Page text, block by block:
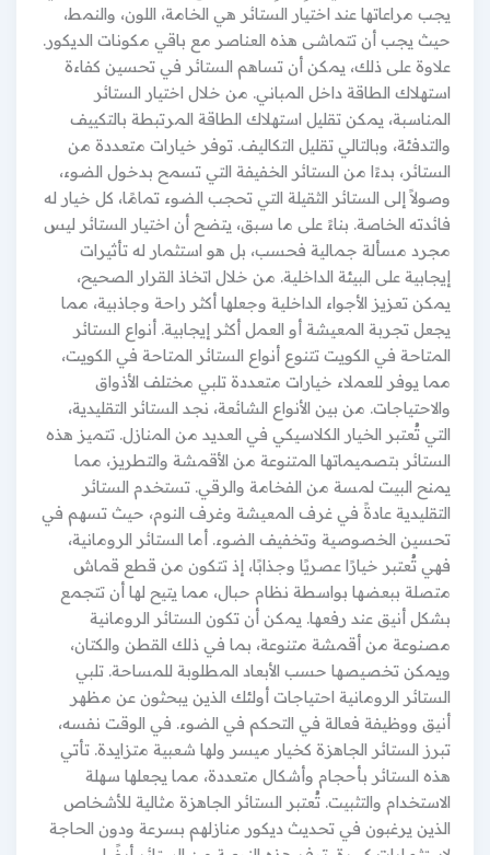
يجب مراعاتها عند اختيار الستائر هي الخامة، اللون، والنمط،
حيث يجب أن تتماشى هذه العناصر مع باقي مكونات الديكور.
علاوة على ذلك، يمكن أن تساهم الستائر في تحسين كفاءة
استهلاك الطاقة داخل المباني. من خلال اختيار الستائر
المناسبة، يمكن تقليل استهلاك الطاقة المرتبطة بالتكييف
والتدفئة، وبالتالي تقليل التكاليف. توفر خيارات متعددة من
الستائر، بدءًا من الستائر الخفيفة التي تسمح بدخول الضوء،
وصولاً إلى الستائر الثقيلة التي تحجب الضوء تمامًا، كل خيار له
فائدته الخاصة. بناءً على ما سبق، يتضح أن اختيار الستائر ليس
مجرد مسألة جمالية فحسب، بل هو استثمار له تأثيرات
إيجابية على البيئة الداخلية. من خلال اتخاذ القرار الصحيح،
يمكن تعزيز الأجواء الداخلية وجعلها أكثر راحة وجاذبية، مما
يجعل تجربة المعيشة أو العمل أكثر إيجابية. أنواع الستائر
المتاحة في الكويت تتنوع أنواع الستائر المتاحة في الكويت،
مما يوفر للعملاء خيارات متعددة تلبي مختلف الأذواق
والاحتياجات. من بين الأنواع الشائعة، نجد الستائر التقليدية،
التي تُعتبر الخيار الكلاسيكي في العديد من المنازل. تتميز هذه
الستائر بتصميماتها المتنوعة من الأقمشة والتطريز، مما
يمنح البيت لمسة من الفخامة والرقي. تستخدم الستائر
التقليدية عادةً في غرف المعيشة وغرف النوم، حيث تسهم في
تحسين الخصوصية وتخفيف الضوء. أما الستائر الرومانية،
فهي تُعتبر خيارًا عصريًا وجذابًا، إذ تتكون من قطع قماش
متصلة ببعضها بواسطة نظام حبال، مما يتيح لها أن تتجمع
بشكل أنيق عند رفعها. يمكن أن تكون الستائر الرومانية
مصنوعة من أقمشة متنوعة، بما في ذلك القطن والكتان،
ويمكن تخصيصها حسب الأبعاد المطلوبة للمساحة. تلبي
الستائر الرومانية احتياجات أولئك الذين يبحثون عن مظهر
أنيق ووظيفة فعالة في التحكم في الضوء. في الوقت نفسه،
تبرز الستائر الجاهزة كخيار ميسر ولها شعبية متزايدة. تأتي
هذه الستائر بأحجام وأشكال متعددة، مما يجعلها سهلة
الاستخدام والتثبيت. تُعتبر الستائر الجاهزة مثالية للأشخاص
الذين يرغبون في تحديث ديكور منازلهم بسرعة ودون الحاجة